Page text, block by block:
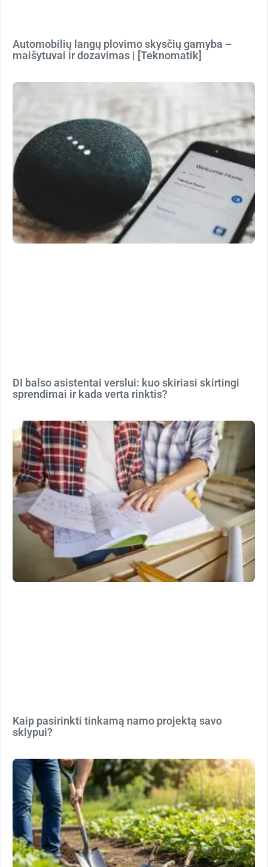
Automobilių langų plovimo skysčių gamyba –
maišytuvai ir dozavimas | [Teknomatik]
DI balso asistentai verslui: kuo skiriasi skirtingi
sprendimai ir kada verta rinktis?
Kaip pasirinkti tinkamą namo projektą savo
sklypui?